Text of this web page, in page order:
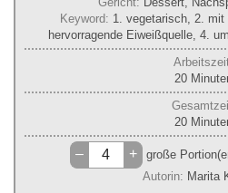
Gericht: Dessert,
Keyword: 1. vegetarisch, 2. mit
hervorragende Eiweißquelle, 4.
20Minuten
20Minuten
– + große
Autorin: Marita